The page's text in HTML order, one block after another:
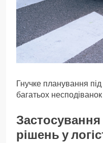
Гнучке планування
багатьох несподіванок
Застосування
рішень у